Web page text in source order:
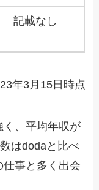
記載なし
年3月15日時点
く、平均年収が
はdodaと比べ
事と多く出会